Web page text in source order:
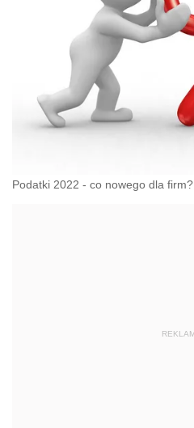
Podatki 2022 - co nowego dla firm?